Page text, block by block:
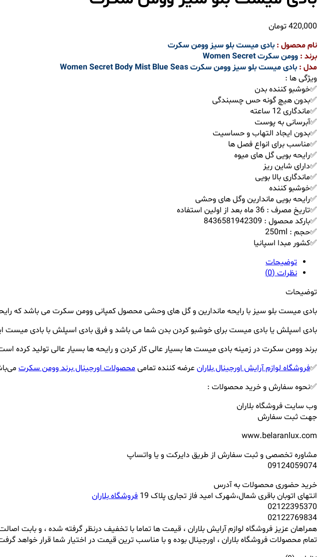
420,000تومان
نام محصول : بادی میست بلو سیز وومن سکرت
برند : وومن سکرت Women Secret
مدل : بادی میست بلو سیز وومن سکرت Women Secret Body Mist Blue Seas
ویژگی ها :
✅خوشبو کننده بدن
✅بدون هیچ گونه حس چسبندگی
✅ماندگاری 12 ساعته
✅آبرسانی به پوست
✅بدون ایجاد التهاب و حساسیت
✅مناسب برای انواع فصل ها
✅رایحه بویی گل های میوه
✅دارای شاین ریز
✅ماندگاری بالا بویی
✅خوشبو کننده
✅رایحه بویی ماندارین وگل های وحشی
✅تاریخ مصرف : 36 ماه بعد از اولین استفاده
✅بارکد محصول : 8436581942309
✅حجم : 250ml
✅کشور مبدا اسپانیا
توضیحات
نظرات (0)
توضیحات
بادی میست بلو سیز با رایحه ماندارین و گل های وحشی محصول کمپانی وومن سکرت می باشد که رایحه
بادی اسپلش یا بادی میست برای خوشبو کردن بدن شما می باشد و فرق بادی اسپلش با بادی میست
برند وومن سکرت در زمینه بادی میست ها بسیار عالی کار کردن و رایحه ها بسیار عالی تولید کرده
✅فروشگاه لوازم آرایش اورجینال بلارانعرضه کننده تمامیمحصولات اورجینال برند وومن سکرت
✅نحوه سفارش و خرید محصولات :
وب سایت فروشگاه بلاران
جهت ثبت سفارش
www.belaranlux.com
مشاوره تخصصی و ثبت سفارش از طریق دایرکت و یا واتساپ
09124059074
خرید حضوری محصولات به آدرس
انتهای اتوبان باقری شمال،شهرک امید فاز تجاری پلاک 19
فروشگاه بلاران
02122395370
02122769834
همراهان عزیز فروشگاه لوازم آرایش بلاران ، قیمت ها تماما با تخفیف درنظر گرفته شده ، و بابت اصالت
تمام محصولات فروشگاه بلاران ، اورجینال بوده و با مناسب ترین قیمت در اختیار شما قرار خواهد